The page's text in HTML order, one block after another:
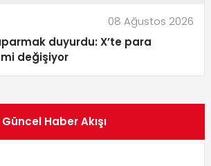
08 Ağustos 2026
duyurdu: X’te para
değişiyor
Haber Akışı